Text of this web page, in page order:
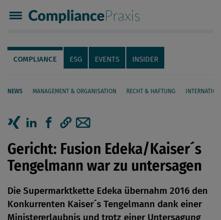
Compliance Praxis
Servicenavigation
Navigation
COMPLIANCE ESG EVENTS INSIDER
NEWS MANAGEMENT & ORGANISATION RECHT & HAFTUNG
Seiteninhalt
Artikel auf Xing teilen
Artikel auf linkedIn teilen
Artikel auf Facebook teilen
Artikellink kopieren
Artikel per Mail teilen
Gericht: Fusion Edeka/Kaiser´s
Tengelmann war zu untersagen
Die Supermarktkette Edeka übernahm 2016 den
Konkurrenten Kaiser´s Tengelmann dank einer
Ministererlaubnis und trotz einer Untersagung